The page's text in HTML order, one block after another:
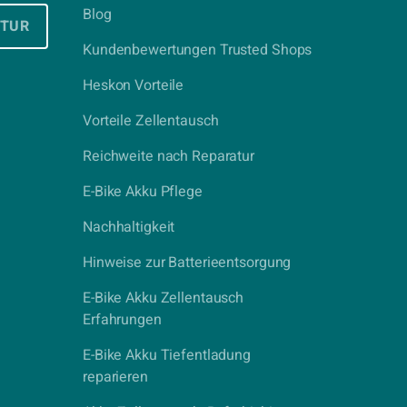
Blog
Kundenbewertungen Trusted Shops
Heskon Vorteile
Vorteile Zellentausch
Reichweite nach Reparatur
E-Bike Akku Pflege
Nachhaltigkeit
Hinweise zur Batterieentsorgung
E-Bike Akku Zellentausch
Erfahrungen
E-Bike Akku Tiefentladung
reparieren